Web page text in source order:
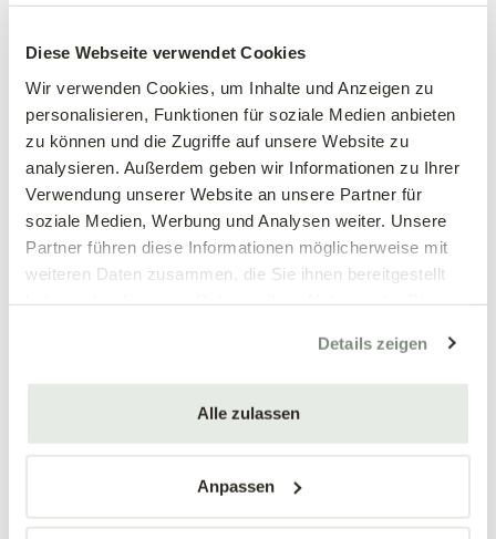
Diese Webseite verwendet Cookies
Wir verwenden Cookies, um Inhalte und Anzeigen zu
personalisieren, Funktionen für soziale Medien anbieten
zu können und die Zugriffe auf unsere Website zu
analysieren. Außerdem geben wir Informationen zu Ihrer
Verwendung unserer Website an unsere Partner für
soziale Medien, Werbung und Analysen weiter. Unsere
Partner führen diese Informationen möglicherweise mit
weiteren Daten zusammen, die Sie ihnen bereitgestellt
Details zeigen
Alle zulassen
Anpassen
Stiefmütterchen, weiß
3,89 €
3 Stück/Packung
9 cm Topf
Stiefmütterchen, weinrot
3,89 €
3 Stück/Packung
9 cm Topf
Großblumiges
Stiefmütterchen, blau
Viola wittrockiana Hybriden
Mengen-
Großblumiges
Stiefmütterchen, gelb
Viola wittrockiana Hybriden